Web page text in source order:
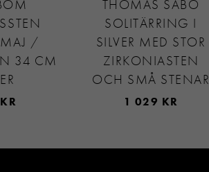
MAJ /
34 CM
THOMAS SABO
SOLITÄRRING I
SILVER MED STOR
ZIRKONIASTEN
OCH SMÅ STENAR
1 029 KR